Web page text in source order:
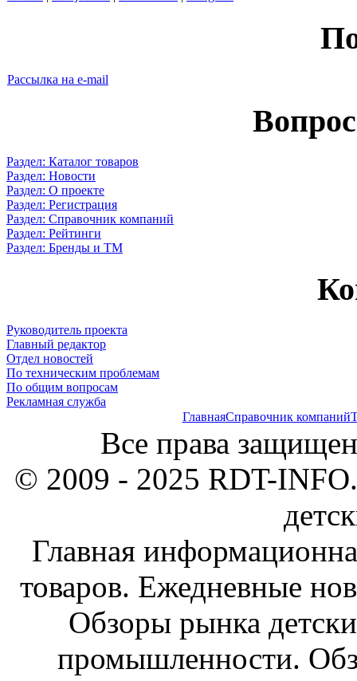
Рассылка на e-mail
Раздел: Каталог товаров
Раздел: Новости
Раздел: О проекте
Раздел: Регистрация
Раздел: Справочник компаний
Раздел: Рейтинги
Раздел: Бренды и ТМ
Руководитель проекта
Главный редактор
Отдел новостей
По техническим проблемам
По общим вопросам
Рекламная служба
ГлавнаяСправочник компаний
Все права
© 2009 - 2025 RDT-
Главная
товаров. Ежедневные
Обзоры рынка
промышленности.